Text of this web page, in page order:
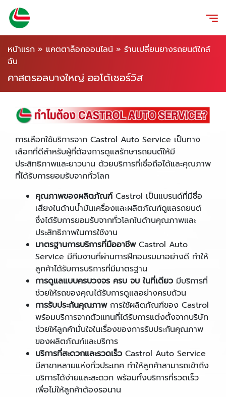
หน้าแรก » แคตตาล็อกออนไลน์ » ร้านเปลี่ยนยางรถยนต์ใกล้
ฉัน
คาสตรอลบางใหญ่ ออโต้เซอร์วิส
การเลือกใช้บริการจาก Castrol Auto Service เป็นทาง
เลือกที่ดีสำหรับผู้ที่ต้องการดูแลรักษารถยนต์ให้มี
ประสิทธิภาพและยาวนาน ด้วยบริการที่เชื่อถือได้และคุณภาพ
ที่ได้รับการยอมรับจากทั่วโลก
คุณภาพของผลิตภัณฑ์ Castrol เป็นแบรนด์ที่มีชื่อ
เสียงในด้านน้ำมันเครื่องและผลิตภัณฑ์ดูแลรถยนต์
ซึ่งได้รับการยอมรับจากทั่วโลกในด้านคุณภาพและ
ประสิทธิภาพในการใช้งาน
มาตรฐานการบริการที่มืออาชีพ Castrol Auto
Service มีทีมงานที่ผ่านการฝึกอบรมมาอย่างดี ทำให้
ลูกค้าได้รับการบริการที่มีมาตรฐาน
การดูแลแบบครบวงจร ครบ จบ ในที่เดียว มีบริการที่
ช่วยให้รถของคุณได้รับการดูแลอย่างครบถ้วน
การรับประกันคุณภาพ การใช้ผลิตภัณฑ์ของ Castrol
พร้อมบริการจากตัวแทนที่ได้รับการแต่งตั้งจากบริษัท
ช่วยให้ลูกค้ามั่นใจในเรื่องของการรับประกันคุณภาพ
ของผลิตภัณฑ์และบริการ
บริการที่สะดวกและรวดเร็ว Castrol Auto Service
มีสาขาหลายแห่งทั่วประเทศ ทำให้ลูกค้าสามารถเข้าถึง
บริการได้ง่ายและสะดวก พร้อมทั้งบริการที่รวดเร็ว
เพื่อไม่ให้ลูกค้าต้องรอนาน